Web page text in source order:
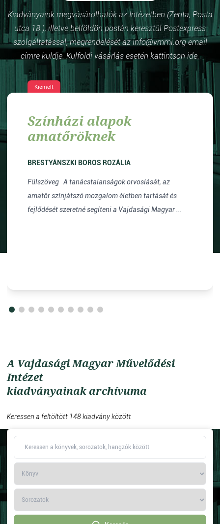
Kiadványaink megvásárolhatók az Intézetben (Zenta, Posta
utca 18.), illetve belföldön postán keresztül Postexpress
szolgáltatással, megrendelését az info@vmmi.org email
címre küldje. Külföldi vásárlás esetén kattintson ide.
Kiemelt
Színházi alapok
amatőröknek
BRESTYÁNSZKI BOROS ROZÁLIA
Fülszöveg A tanácstalanságok orvoslását, az
amatőr színjátszó mozgalom életben tartását és
fejlődését szeretné segíteni a Vajdasági Magyar ...
A Vajdasági Magyar Művelődési
Intézet
kiadványainak archívuma
Keressen a feltöltött 148 kiadvány között